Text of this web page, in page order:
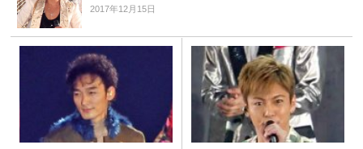
2017年12月15日